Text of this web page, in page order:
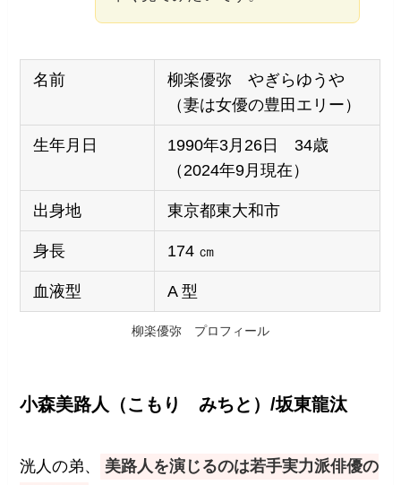
名前
柳楽優弥 やぎらゆうや
（妻は女優の豊田エリー）
生年月日
1990年3月26日 34歳
（2024年9月現在）
出身地 東京都東大和市
身長 174 ㎝
血液型 A 型
柳楽優弥 プロフィール
小森美路人（こもり みちと）/坂東龍汰
洸人の弟、
美路人を演じるのは若手実力派俳優の